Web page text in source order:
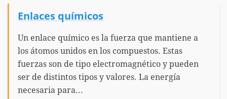
Enlaces químicos
Un enlace químico es la fuerza que mantiene a
los átomos unidos en los compuestos. Estas
fuerzas son de tipo electromagnético y pueden
ser de distintos tipos y valores. La energía
necesaria para...